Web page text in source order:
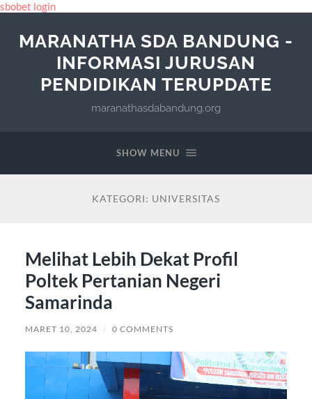
sbobet login
MARANATHA SDA BANDUNG -
INFORMASI JURUSAN
PENDIDIKAN TERUPDATE
maranathasdabandung.org
SHOW MENU
KATEGORI: UNIVERSITAS
Melihat Lebih Dekat Profil
Poltek Pertanian Negeri
Samarinda
MARET 10, 2024 / 0 COMMENTS